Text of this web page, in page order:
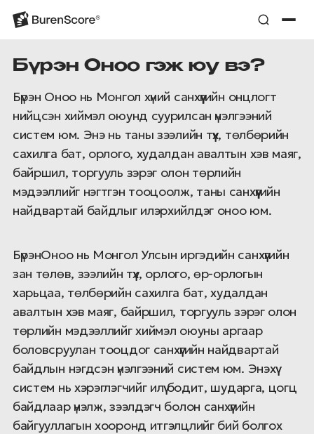
Бүрэн Оноо гэж юу вэ?
Бүрэн Оноо нь Монгол хүний санхүүгийн онцлогт
нийцсэн хиймэл оюунд суурилсан үнэлгээний
систем юм. Энэ нь таны зээлийн түүх, төлбөрийн
сахилга бат, орлого, худалдан авалтын хэв маяг,
байршил, торгууль зэрэг олон төрлийн
мэдээллийг нэгтгэн тооцоолж, таны санхүүгийн
найдвартай байдлыг илэрхийлдэг оноо юм.
БүрэнОноо нь Монгол Улсын иргэдийн санхүүгийн
зан төлөв, зээлийн түүх, орлого, өр-орлогын
харьцаа, төлбөрийн сахилга бат, худалдан
авалтын хэв маяг, байршил, торгууль зэрэг олон
төрлийн мэдээллийг хиймэл оюуны аргаар
боловсруулан тооцдог санхүүгийн найдвартай
байдлын нэгдсэн үнэлгээний систем юм. Энэхүү
систем нь хэрэглэгчийг илүү бодит, шударга, цогц
байдлаар үнэлж, зээлдэгч болон санхүүгийн
байгууллагын хооронд итгэлцлийг бий болгох